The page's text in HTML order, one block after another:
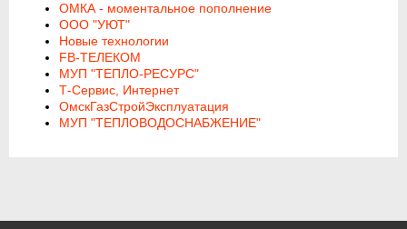
ОМКА - моментальное пополнение
ООО "УЮТ"
Новые технологии
FB-ТЕЛЕКОМ
МУП "ТЕПЛО-РЕСУРС"
Т-Сервис, Интернет
ОмскГазСтройЭксплуатация
МУП "ТЕПЛОВОДОСНАБЖЕНИЕ"